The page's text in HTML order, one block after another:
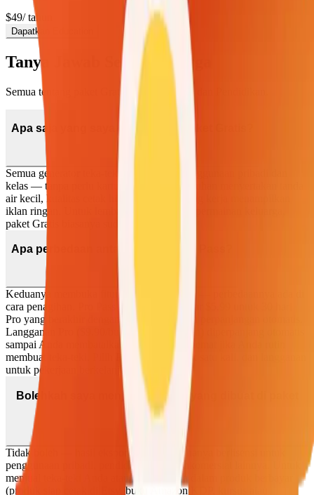
$49/ tahun
Dapatkan Education
Tanya Jawab Seputar Harga
Semua tentang paket Gratis, Pro, Pro Pass, dan Pendidikan.
Apa saja yang saya dapatkan di paket Gratis?
Semua generator teka-teki, gratis untuk penggunaan pribadi dan
kelas — tanpa perlu kartu kredit. Hasil unduhan menyertakan tanda
air kecil, kualitas cetak hingga 6×, dan ruang kerja menampilkan
iklan ringan. Untuk lembar PR dan malam permainan keluarga,
paket Gratis biasanya sudah cukup.
Apa perbedaan antara Pro dan Pro Pass?
Keduanya membuka fitur yang persis sama — perbedaannya ada di
cara penagihan. Pro Pass adalah sekali bayar $5.99 untuk 30 hari
Pro yang berakhir dengan sendirinya, tanpa perpanjangan otomatis.
Langganan Pro ($9.90/bulan atau $69/tahun) diperpanjang otomatis
sampai Anda membatalkannya, dan lebih hemat jika Anda rutin
membuat teka-teki. Pilih Pass untuk proyek satu kali, dan langganan
untuk pekerjaan berkelanjutan.
Bolehkah saya menjual teka-teki yang dibuat di paket
Gratis?
Tidak boleh — hasil ekspor paket Gratis hanya berlisensi untuk
penggunaan pribadi, pendidikan, dan nonkomersial lainnya. Untuk
menjual teka-teki Anda atau memakainya dalam produk berbayar
(produk siap cetak di Etsy, buku Amazon KDP, kursus atau